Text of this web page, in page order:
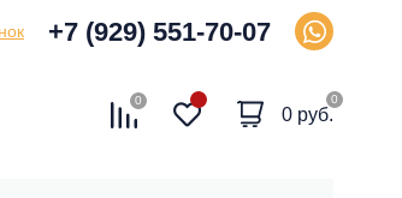
+7 (929) 551-70-07
0 0
0 руб.